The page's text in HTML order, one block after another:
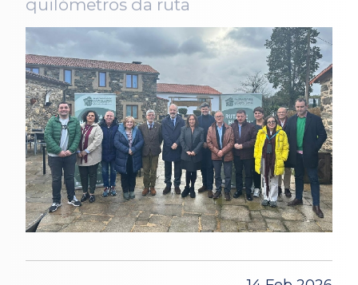
quilómetros da ruta